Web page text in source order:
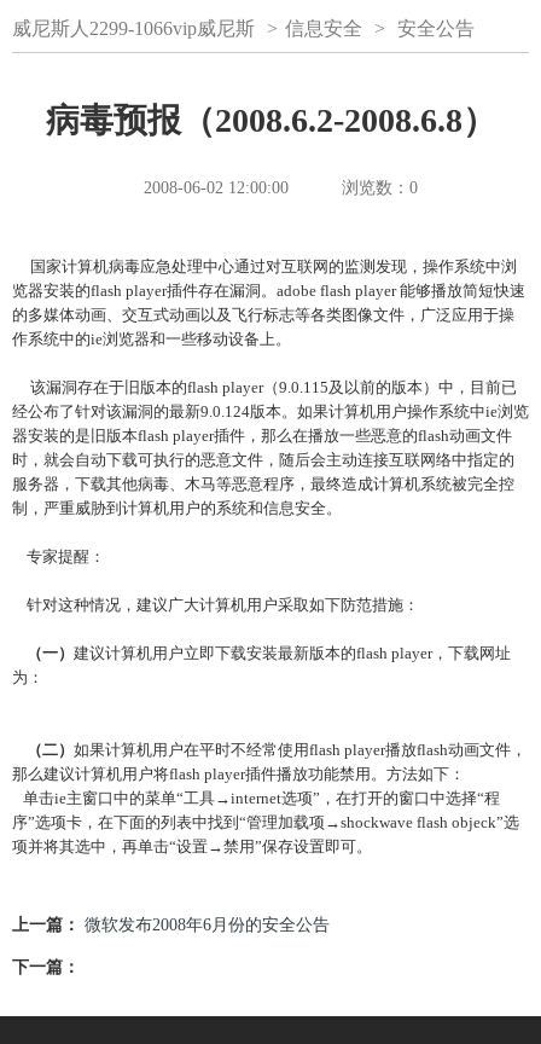
威尼斯人2299-1066vip威尼斯 > 信息安全 > 安全公告
病毒预报（2008.6.2-2008.6.8）
2008-06-02 12:00:00 浏览数： 0
国家计算机病毒应急处理中心通过对互联网的监测发现，操作系统中浏
览器安装的flash player插件存在漏洞。adobe flash player 能够播放简短快速
的多媒体动画、交互式动画以及飞行标志等各类图像文件，广泛应用于操
作系统中的ie浏览器和一些移动设备上。
该漏洞存在于旧版本的flash player（9.0.115及以前的版本）中，目前已
经公布了针对该漏洞的最新9.0.124版本。如果计算机用户操作系统中ie浏览
器安装的是旧版本flash player插件，那么在播放一些恶意的flash动画文件
时，就会自动下载可执行的恶意文件，随后会主动连接互联网络中指定的
服务器，下载其他病毒、木马等恶意程序，最终造成计算机系统被完全控
制，严重威胁到计算机用户的系统和信息安全。
专家提醒：
针对这种情况，建议广大计算机用户采取如下防范措施：
（一） 建议计算机用户立即下载安装最新版本的flash player，下载网址
为：
（二） 如果计算机用户在平时不经常使用flash player播放flash动画文件，
那么建议计算机用户将flash player插件播放功能禁用。方法如下：
单击ie主窗口中的菜单“工具→internet选项”，在打开的窗口中选择“程
序”选项卡，在下面的列表中找到“管理加载项→shockwave flash objeck”选
项并将其选中，再单击“设置→禁用”保存设置即可。
上一篇： 微软发布2008年6月份的安全公告
下一篇：